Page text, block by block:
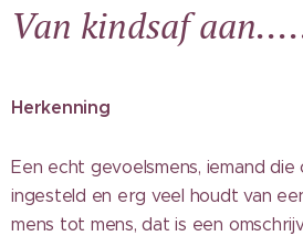
Van kindsaf
Herkenning
Een echt gevoelsmens, iemand die
ingesteld en erg veel houdt van
mens tot mens, dat is een